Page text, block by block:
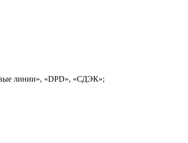
линии», «DPD», «СДЭК»;